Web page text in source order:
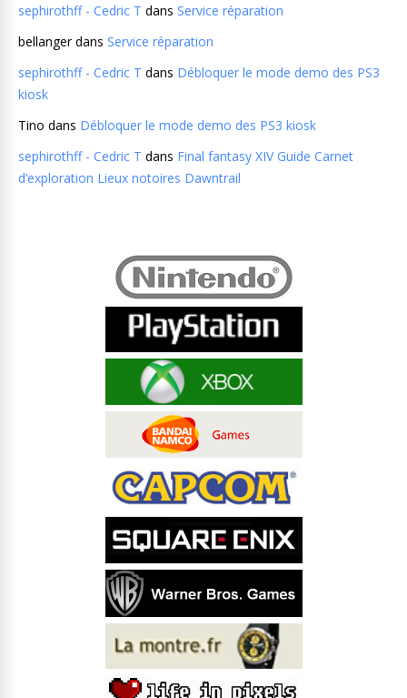
sephirothff - Cedric T dans Service réparation
bellangerdans Service réparation
sephirothff - Cedric T dans Débloquer le mode demo des PS3
kiosk
Tino dans Débloquer le mode demo des PS3 kiosk
sephirothff - Cedric T dans Final fantasy XIV Guide Carnet
d’exploration Lieux notoires Dawntrail